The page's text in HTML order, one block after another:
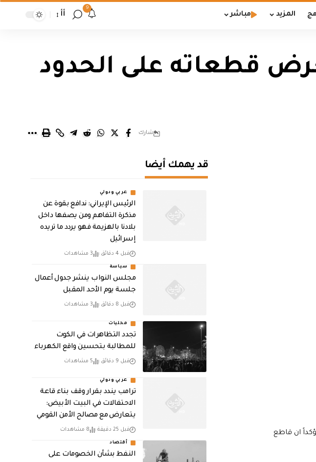
المزيد مباشر
9
أأ
قطعاته على الحدود
شارك
ان قاطع
قد يهمك أيضا
عربي ودولي
الرئيس الإيراني: ندافع بقوة عن
مذكرة التفاهم ومن يصفها داخل
بلادنا بالهزيمة فهو يردد ما تريده
إسرائيل
قبل 4 دقائق 3 مشاهدات
سياسة
مجلس النواب ينشر جدول أعمال
جلسة يوم الأحد المقبل
قبل 8 دقائق 3 مشاهدات
محليات
تجدد التظاهرات في الكوت
للمطالبة بتحسين واقع الكهرباء
قبل 9 دقائق 5 مشاهدات
عربي ودولي
ترامب يندد بقرار وقف بناء قاعة
الاحتفالات في البيت الأبيض:
يتعارض مع مصالح الأمن القومي
قبل 25 دقيقة 8 مشاهدات
أقتصاد
النفط بشأن الخصومات على